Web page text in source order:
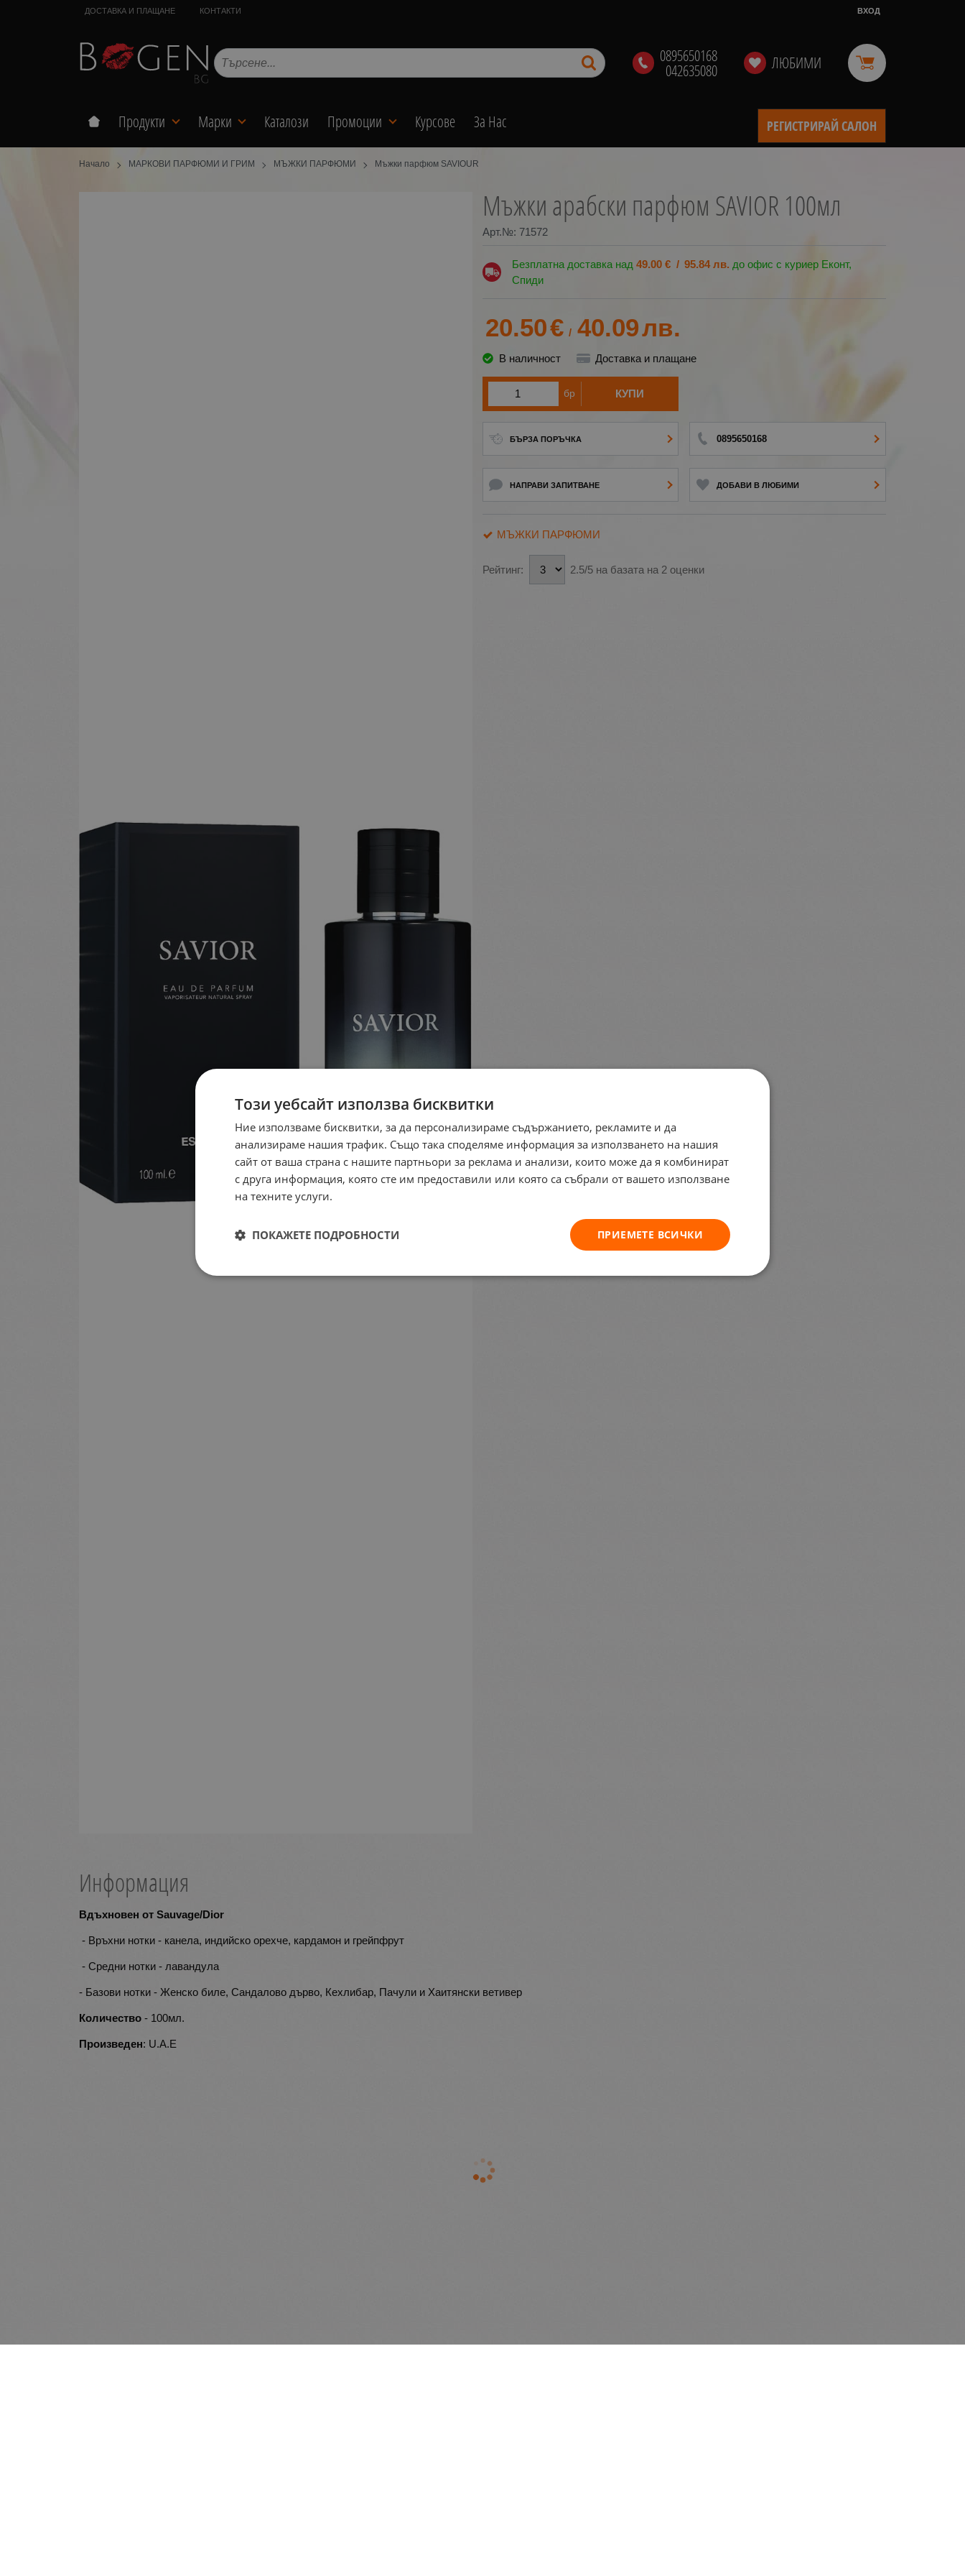
ДОСТАВКА И ПЛАЩАНЕ КОНТАКТИ ВХОД
0895650168
042635080 ЛЮБИМИ
Продукти Марки Каталози Промоции Курсове За Нас РЕГИСТРИРАЙ САЛОН
Начало МАРКОВИ ПАРФЮМИ И ГРИМ МЪЖКИ ПАРФЮМИ Мъжки парфюм SAVIOUR
Мъжки арабски парфюм SAVIOR 100мл
Арт.№: 71572
Безплатна доставка над49.00 € / 95.84 лв. до офис с куриер Еконт,
Спиди
20.50€ / 40.09лв.
В наличност Доставка и плащане
бр КУПИ
БЪРЗА ПОРЪЧКА 0895650168
НАПРАВИ ЗАПИТВАНЕ ДОБАВИ В ЛЮБИМИ
МЪЖКИ ПАРФЮМИ
Рейтинг: 2.5/5 на базата на 2 оценки
Информация
Вдъхновен от Sauvage/Dior
- Връхни нотки - канела, индийско орехче, кардамон и грейпфрут
- Средни нотки - лавандула
- Базови нотки - Женско биле, Сандалово дърво, Кехлибар, Пачули и Хаитянски ветивер
Количество - 100мл.
Произведен: U.A.E
Този уебсайт използва бисквитки
Ние използваме бисквитки, за да персонализираме съдържанието, рекламите и да
анализираме нашия трафик. Също така споделяме информация за използването на нашия
сайт от ваша страна с нашите партньори за реклама и анализи, които може да я комбинират
с друга информация, която сте им предоставили или която са събрали от вашето използване
на техните услуги.
ПРИЕМЕТЕ ВСИЧКИ
ПОКАЖЕТЕ ПОДРОБНОСТИ